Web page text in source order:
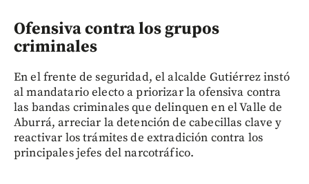
Ofensiva contra los grupos
criminales
En el frente de seguridad, el alcalde Gutiérrez instó
al mandatario electo a priorizar la ofensiva contra
las bandas criminales que delinquen en el Valle de
Aburrá, arreciar la detención de cabecillas clave y
reactivar los trámites de extradición contra los
principales jefes del narcotráfico.